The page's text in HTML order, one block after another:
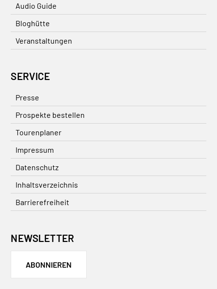
Audio Guide
Bloghütte
Veranstaltungen
SERVICE
Presse
Prospekte bestellen
Tourenplaner
Impressum
Datenschutz
Inhaltsverzeichnis
Barrierefreiheit
NEWSLETTER
ABONNIEREN